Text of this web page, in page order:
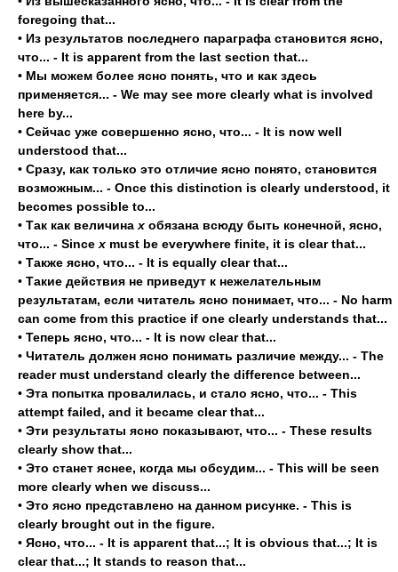
foregoing that...
• Из результатов последнего параграфа становится ясно,
что... - It is apparent from the last section that...
• Мы можем более ясно понять, что и как здесь
применяется... - We may see more clearly what is involved
here by...
• Сейчас уже совершенно ясно, что... - It is now well
understood that...
• Сразу, как только это отличие ясно понято, становится
возможным... - Once this distinction is clearly understood, it
becomes possible to...
• Так как величина х обязана всюду быть конечной, ясно,
что... - Since x must be everywhere finite, it is clear that...
• Также ясно, что... - It is equally clear that...
• Такие действия не приведут к нежелательным
результатам, если читатель ясно понимает, что... - No harm
can come from this practice if one clearly understands that...
• Теперь ясно, что... - It is now clear that...
• Читатель должен ясно понимать различие между... - The
reader must understand clearly the difference between...
• Эта попытка провалилась, и стало ясно, что... - This
attempt failed, and it became clear that...
• Эти результаты ясно показывают, что... - These results
clearly show that...
• Это станет яснее, когда мы обсудим... - This will be seen
more clearly when we discuss...
• Это ясно представлено на данном рисунке. - This is
clearly brought out in the figure.
• Ясно, что... - It is apparent that...; It is obvious that...; It is
clear that...; It stands to reason that...